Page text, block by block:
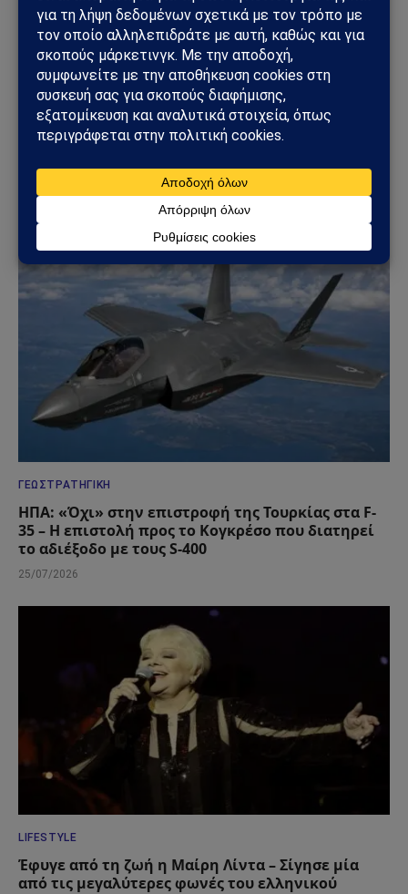
ΤΟΥΡΚΊΑ
με τον νέο ηγέτη της Χαμάς – Ισχυρό γεωπολιτικό
μήνυμα προς Ισραήλ και Δύση
30/07/2026
ΓΕΩΣΤΡΑΤΗΓΙΚΉ
ΗΠΑ: «Όχι» στην επιστροφή της Τουρκίας στα F-
35 – Η επιστολή προς το Κογκρέσο που διατηρεί
το αδιέξοδο με τους S-400
25/07/2026
LIFESTYLE
Έφυγε από τη ζωή η Μαίρη Λίντα – Σίγησε μία
από τις μεγαλύτερες φωνές του ελληνικού